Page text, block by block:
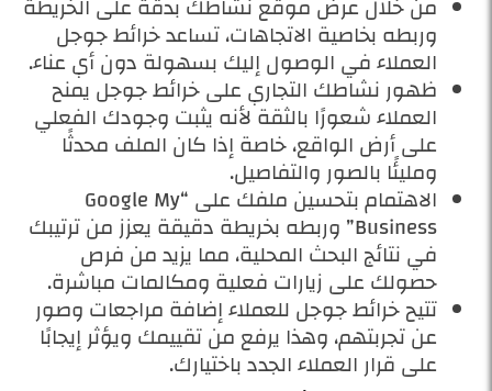
من خلال عرض موقع نشاطك بدقة على الخريطة
وربطه بخاصية الاتجاهات، تساعد خرائط جوجل
العملاء في الوصول إليك بسهولة دون أي عناء.
ظهور نشاطك التجاري على خرائط جوجل يمنح
العملاء شعورًا بالثقة لأنه يثبت وجودك الفعلي
على أرض الواقع، خاصة إذا كان الملف محدثًا
ومليئًا بالصور والتفاصيل.
الاهتمام بتحسين ملفك على “Google My
Business” وربطه بخريطة دقيقة يعزز من ترتيبك
في نتائج البحث المحلية، مما يزيد من فرص
حصولك على زيارات فعلية ومكالمات مباشرة.
تتيح خرائط جوجل للعملاء إضافة مراجعات وصور
عن تجربتهم، وهذا يرفع من تقييمك ويؤثر إيجابًا
على قرار العملاء الجدد باختيارك.